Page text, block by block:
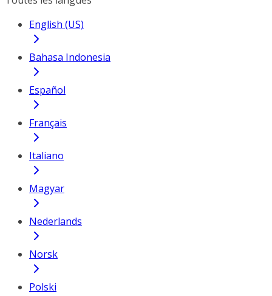
English (US)
Bahasa Indonesia
Español
Français
Italiano
Magyar
Nederlands
Norsk
Polski